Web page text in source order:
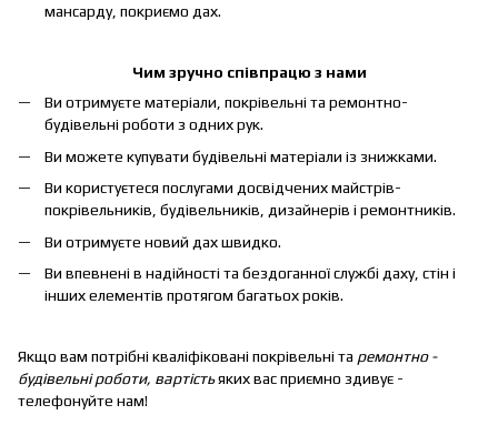
мансарду, покриємо дах.
Чим зручно співпрацю з нами
Ви отримуєте матеріали, покрівельні та ремонтно-
будівельні роботи з одних рук.
Ви можете купувати будівельні матеріали із знижками.
Ви користуєтеся послугами досвідчених майстрів-
покрівельників, будівельників, дизайнерів і ремонтників.
Ви отримуєте новий дах швидко.
Ви впевнені в надійності та бездоганної службі даху, стін і
інших елементів протягом багатьох років.
Якщо вам потрібні кваліфіковані покрівельні та ремонтно -
будівельні роботи, вартістьяких вас приємно здивує -
телефонуйте нам!